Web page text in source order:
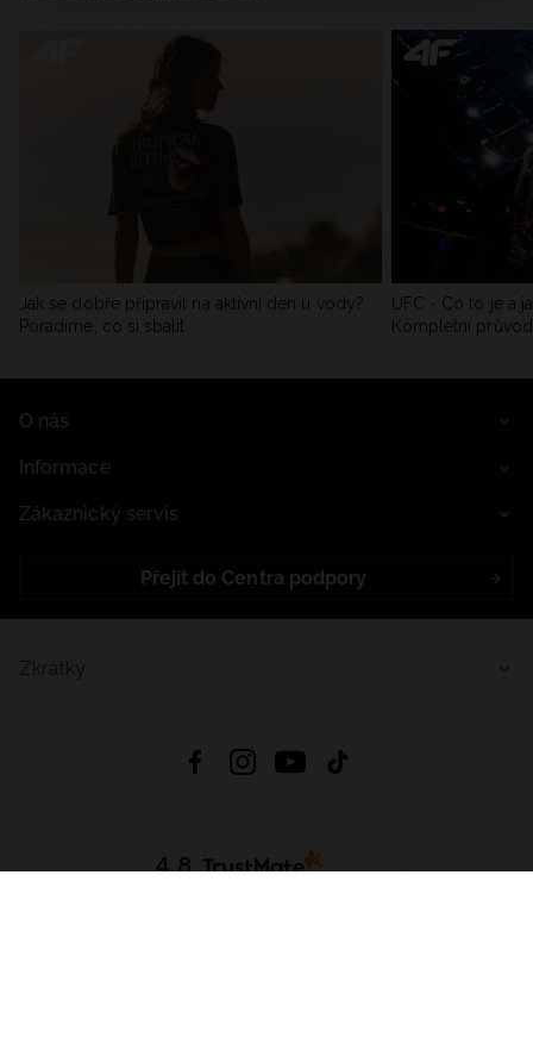
Jak se dobře připravit na aktivní den u vody?
Poradíme, co si sbalit
UFC - Co to je a
Kompletní
O nás
Informace
Zákaznický servis
Přejít do Centra podpory
4.8